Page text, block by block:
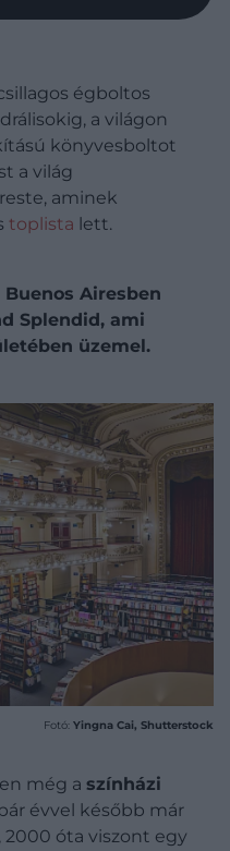
égboltos
a világon
könyvesboltot
a világ
aminek
toplista lett.
Airesben
Splendid, ami
üzemel.
Fotó: Yingna Cai, Shutterstock
még a színházi
évvel később már
óta viszont egy